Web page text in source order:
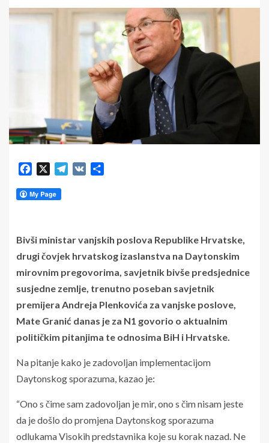
Facebook Telegram
VK
Bivši ministar vanjskih poslova Republike Hrvatske,
drugi čovjek hrvatskog izaslanstva na Daytonskim
mirovnim pregovorima, savjetnik bivše predsjednice
susjedne zemlje, trenutno poseban savjetnik
premijera Andreja Plenkovića za vanjske poslove,
Mate Granić danas je za N1 govorio o aktualnim
političkim pitanjima te odnosima BiH i Hrvatske.
Na pitanje kako je zadovoljan implementacijom
Daytonskog sporazuma, kazao je:
“Ono s čime sam zadovoljan je mir, ono s čim nisam jeste
da je došlo do promjena Daytonskog sporazuma
odlukama Visokih predstavnika koje su korak nazad. Ne